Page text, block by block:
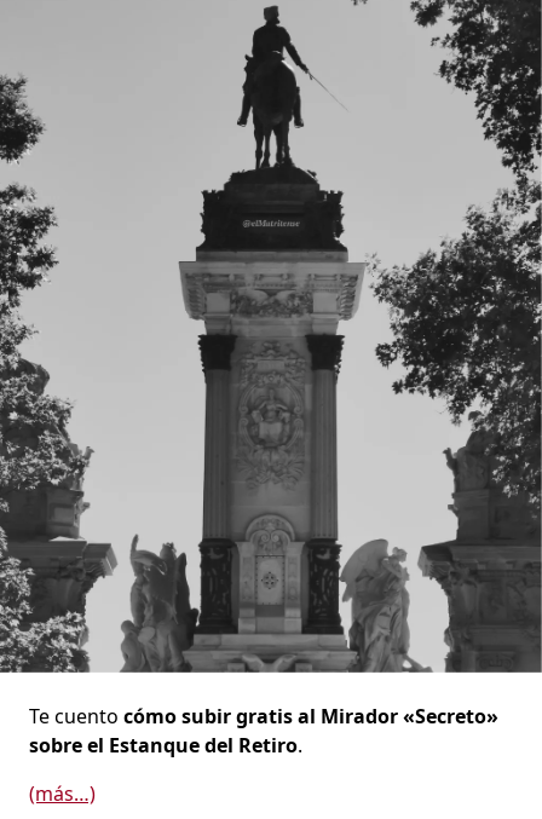
Te cuento cómo subir gratis al Mirador «Secreto»
sobre el Estanque del Retiro.
(más…)